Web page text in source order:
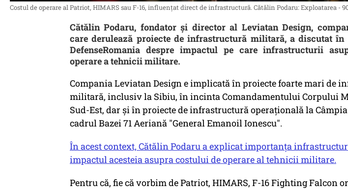
Costul de operare al Patriot, HIMARS sau F-16, influențat direct de infrastructură. Cătălin Podaru: Exploatarea -
Cătălin Podaru, fondator și director al Leviatan Design,
care derulează proiecte de infrastructură militară, a discutat
DefenseRomania despre impactul pe care infrastructurii
operare a tehnicii militare.
Compania Leviatan Design e implicată în proiecte foarte mari de
militară, inclusiv la Sibiu, în incinta Comandamentului Corpului
Sud-Est, dar și în proiecte de infrastructură operațională la
cadrul Bazei 71 Aeriană "General Emanoil Ionescu".
În acest context, Cătălin Podaru a explicat importanța
impactul acesteia asupra costului de operare al tehnicii militare.
Pentru că, fie că vorbim de Patriot, HIMARS, F-16 Fighting Falcon